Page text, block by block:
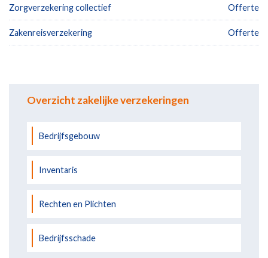
Zorgverzekering collectief Offerte
Zakenreisverzekering Offerte
Overzicht zakelijke verzekeringen
Bedrijfsgebouw
Inventaris
Rechten en Plichten
Bedrijfsschade